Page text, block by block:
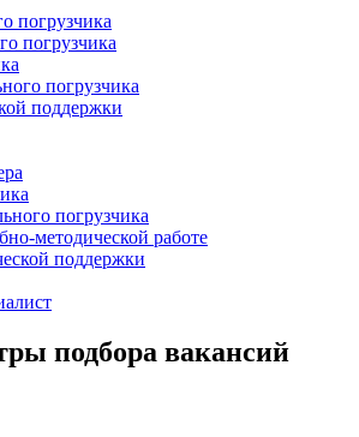
погрузчика
погрузчика
погрузчика
поддержки
погрузчика
методической работе
поддержки
подбора вакансий